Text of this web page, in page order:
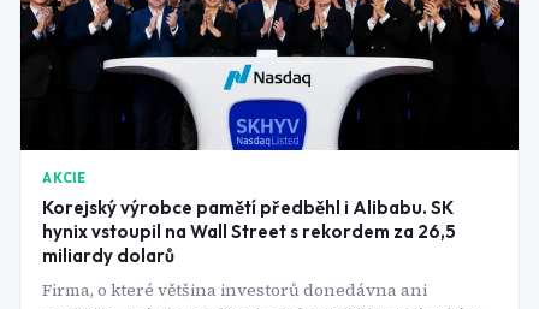
AKCIE
Korejský výrobce pamětí předběhl i Alibabu. SK
hynix vstoupil na Wall Street s rekordem za 26,5
miliardy dolarů
Firma, o které většina investorů donedávna ani